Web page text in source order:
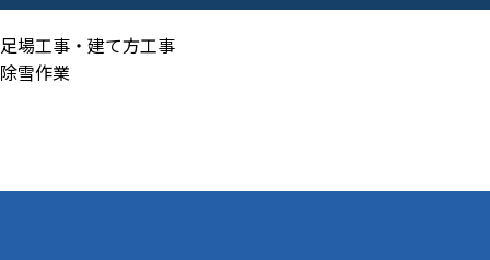
足場工事・建て方工事
除雪作業